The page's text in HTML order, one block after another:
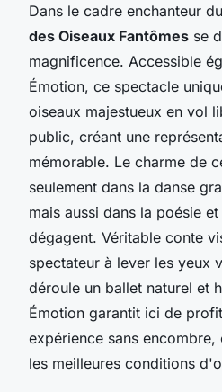
Dans le cadre enchanteur
des Oiseaux Fantômes se
magnificence. Accessible
Émotion, ce spectacle
oiseaux majestueux en vol
public, créant une
mémorable. Le charme de
seulement dans la danse
mais aussi dans la poésie et
dégagent. Véritable conte
spectateur à lever les yeux
déroule un ballet naturel et
Émotion garantit ici de
expérience sans
les meilleures conditions